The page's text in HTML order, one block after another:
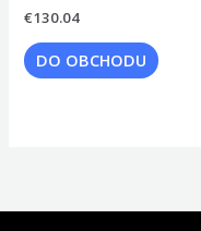
€130.04
DO OBCHODU